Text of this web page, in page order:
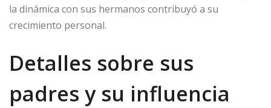
la dinámica con sus hermanos contribuyó a su
crecimiento personal.
Detalles sobre sus
padres y su influencia